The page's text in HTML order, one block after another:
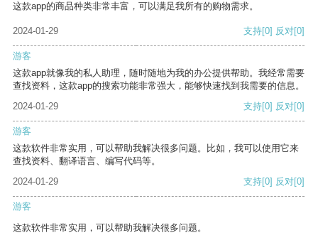
这款app的商品种类非常丰富，可以满足我所有的购物需求。
2024-01-29 支持[0] 反对[0]
游客
这款app就像我的私人助理，随时随地为我的办公提供帮助。我经常需要
查找资料，这款app的搜索功能非常强大，能够快速找到我需要的信息。
2024-01-29
支持[0] 反对[0]
游客
这款软件非常实用，可以帮助我解决很多问题。比如，我可以使用它来
查找资料、翻译语言、编写代码等。
2024-01-29
支持[0] 反对[0]
游客
这款软件非常实用，可以帮助我解决很多问题。